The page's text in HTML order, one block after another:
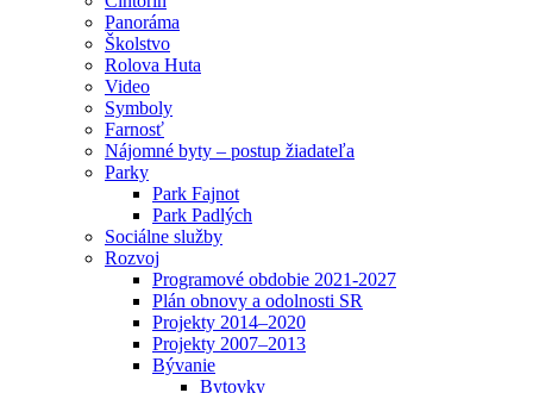
Panoráma
Školstvo
Rolova Huta
Video
Symboly
Farnosť
Nájomné byty – postup žiadateľa
Parky
Park Fajnot
Park Padlých
Sociálne služby
Rozvoj
Programové obdobie 2021-2027
Plán obnovy a odolnosti SR
Projekty 2014–2020
Projekty 2007–2013
Bývanie
Bytovky